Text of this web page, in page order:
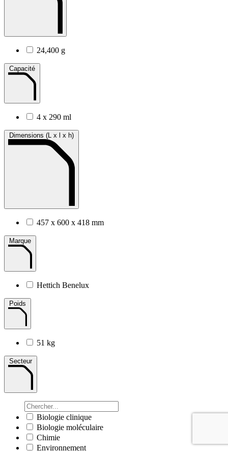
24,400 g
Capacité
4 x 290 ml
Dimensions (L x l x h)
457 x 600 x 418 mm
Marque
Hettich Benelux
Poids
51 kg
Secteur
Biologie clinique
Biologie moléculaire
Chimie
Environnement